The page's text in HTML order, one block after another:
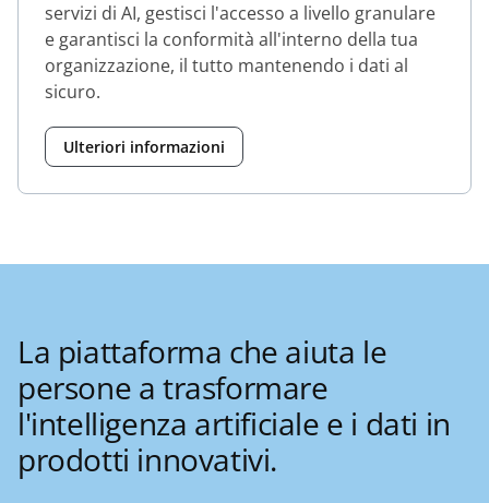
servizi di AI, gestisci l'accesso a livello granulare
e garantisci la conformità all'interno della tua
organizzazione, il tutto mantenendo i dati al
sicuro.
Ulteriori informazioni
La piattaforma che aiuta le
persone a trasformare
l'intelligenza artificiale e i dati in
prodotti innovativi.